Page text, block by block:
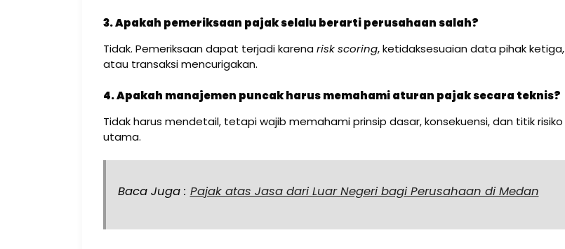
3. Apakah pemeriksaan pajak selalu berarti perusahaan salah?
Tidak. Pemeriksaan dapat terjadi karenarisk scoring, ketidaksesuaian data pihak ketiga,
atau transaksi mencurigakan.
4. Apakah manajemen puncak harus memahami aturan pajak secara teknis?
Tidak harus mendetail, tetapi wajib memahami prinsip dasar, konsekuensi, dan titik risiko
utama.
Baca Juga : Pajak atas Jasa dari Luar Negeri bagi Perusahaan di Medan